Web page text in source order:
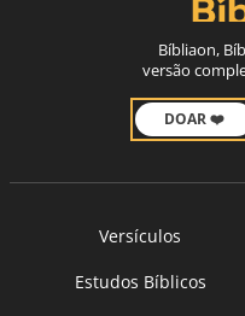
Bíbliaon,
versão
DOAR ❤️
Versículos
Estudos Bíblicos